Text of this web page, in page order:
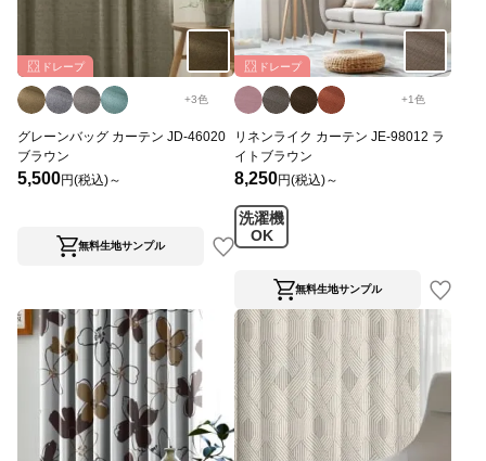
ドレープ
+3色
グレーンバッグ カーテン JD-46020
ブラウン
5,500円(税込)～
無料生地サンプル
ドレープ
+1色
リネンライク カーテン JE-98012 ラ
イトブラウン
8,250円(税込)～
洗濯機
OK
無料生地サンプル